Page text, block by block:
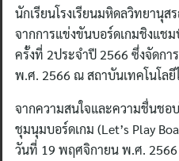
นักเรียนโรงเรียนมหิดลวิทยานุส
จากการแข่งขันบอร์ดเกมชิงแช
ครั้งที่ 2ประจำปี 2566 ซึ่งจัดก
พ.ศ. 2566 ณ สถาบันเทคโนโล
จากความสนใจและความชื่นชอ
ชุมนุมบอร์ดเกม (Let’s Play
วันที่ 19 พฤศจิกายน พ.ศ. 2566